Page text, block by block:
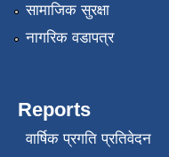
सामाजिक सुरक्षा
नागरिक वडापत्र
Reports
वार्षिक प्रगति प्रतिवेदन